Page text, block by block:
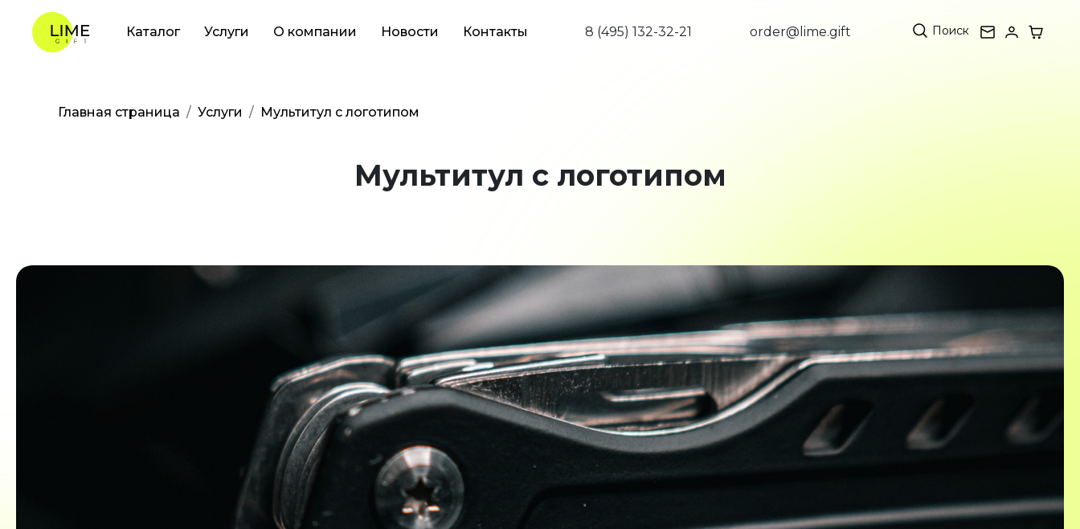
Каталог Услуги О компании Новости Контакты 8 (495) 132-32-21 order@lime.gift Поиск
Главная страница Услуги Мультитул с логотипом
Мультитул с логотипом